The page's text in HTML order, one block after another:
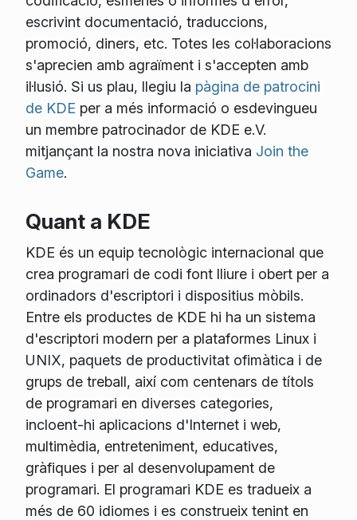
escrivint documentació, traduccions,
promoció, diners, etc. Totes les col·laboracions
s'aprecien amb agraïment i s'accepten amb
il·lusió. Si us plau, llegiu la pàgina de patrocini
de KDE per a més informació o esdevingueu
un membre patrocinador de KDE e.V.
mitjançant la nostra nova iniciativa Join the
Game.
Quant a KDE
KDE és un equip tecnològic internacional que
crea programari de codi font lliure i obert per a
ordinadors d'escriptori i dispositius mòbils.
Entre els productes de KDE hi ha un sistema
d'escriptori modern per a plataformes Linux i
UNIX, paquets de productivitat ofimàtica i de
grups de treball, així com centenars de títols
de programari en diverses categories,
incloent-hi aplicacions d'Internet i web,
multimèdia, entreteniment, educatives,
gràfiques i per al desenvolupament de
programari. El programari KDE es tradueix a
més de 60 idiomes i es construeix tenint en